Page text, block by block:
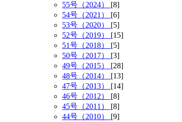
55号（2024） [8]
54号（2021） [6]
53号（2020） [5]
52号（2019） [15]
51号（2018） [5]
50号（2017） [3]
49号（2015） [28]
48号（2014） [13]
47号（2013） [14]
46号（2012） [8]
45号（2011） [8]
44号（2010） [9]